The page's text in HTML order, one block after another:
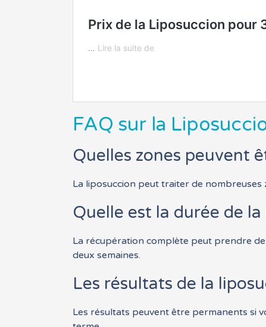
FAQ sur la
Quelles zones peuvent
La liposuccion peut traiter de nombreuses
Quelle est la durée de
La récupération complète peut prendre
deux semaines.
Les résultats de la
Les résultats peuvent être permanents si